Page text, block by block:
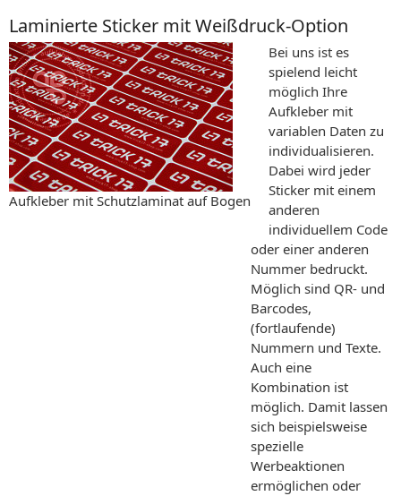
Laminierte Sticker mit Weißdruck-Option
Aufkleber mit Schutzlaminat auf Bogen
Bei uns ist es
spielend leicht
möglich Ihre
Aufkleber mit
variablen Daten zu
individualisieren.
Dabei wird jeder
Sticker mit einem
anderen
individuellem Code
oder einer anderen
Nummer bedruckt.
Möglich sind QR- und
Barcodes,
(fortlaufende)
Nummern und Texte.
Auch eine
Kombination ist
möglich. Damit lassen
sich beispielsweise
spezielle
Werbeaktionen
ermöglichen oder